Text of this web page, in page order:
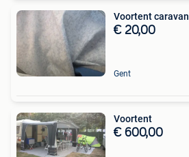
Voortent caravan
€ 20,00
Gent
Voortent
€ 600,00